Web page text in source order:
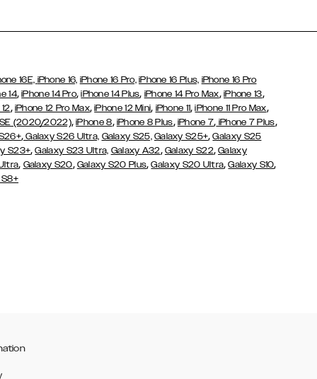
16E, iPhone 16, iPhone 16 Pro, iPhone 16 Plus, iPhone 16 Pro
14,iPhone 14 Pro,iPhone 14 Plus, iPhone 14 Pro Max, iPhone 13,
, iPhone 12 Pro Max,iPhone 12 Mini, iPhone 11,iPhone 11 Pro Max,
SE (2020/2022),iPhone 8, iPhone 8 Plus, iPhone 7, iPhone 7 Plus,
,Galaxy S26 Ultra, Galaxy S25, Galaxy S25+,Galaxy S25
S23+,Galaxy S23 Ultra, Galaxy A32, Galaxy S22,Galaxy
, Galaxy S20, Galaxy S20 Plus,Galaxy S20 Ultra,Galaxy S10,